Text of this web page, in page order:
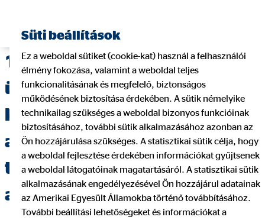
1.Tájékoztatás a többes
ügynök és az általa megbízott
közvetítő / közvetítői
alvállalkozó, valamint
természetes személy
adatairól
Süti beállítások
Ez a weboldal sütiket (cookie-kat) használ a felhasználói
élmény fokozása, valamint a weboldal teljes
funkcionalitásának és megfelelő, biztonságos
működésének biztosítása érdekében. A sütik némelyike
technikailag szükséges a weboldal bizonyos funkcióinak
biztosításához, további sütik alkalmazásához azonban az
Ön hozzájárulása szükséges. A statisztikai sütik célja, hogy
a weboldal fejlesztése érdekében információkat gyűjtsenek
a weboldal látogatóinak magatartásáról. A statisztikai sütik
alkalmazásának engedélyezésével Ön hozzájárul adatainak
az Amerikai Egyesült Államokba történő továbbításához.
További beállítási lehetőségeket és információkat a